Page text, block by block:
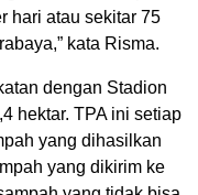
hari atau sekitar 75
kata Risma.
dengan Stadion
hektar. TPA ini setiap
yang dihasilkan
yang dikirim ke